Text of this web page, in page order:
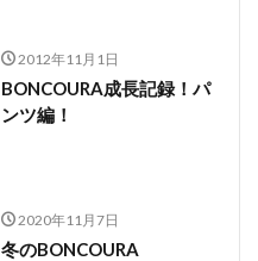
2012年11月1日
BONCOURA成長記録！パ
ンツ編！
2020年11月7日
冬のBONCOURA